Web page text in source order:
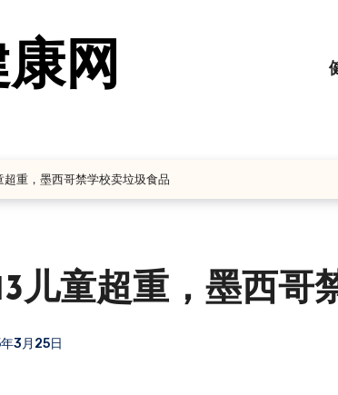
网
超重，墨西哥禁学校卖垃圾食品
儿童超重，墨西哥
3月25日